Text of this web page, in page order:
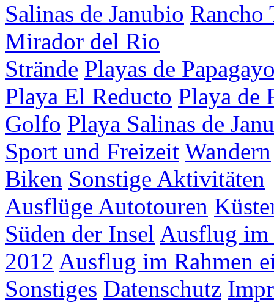
Salinas de Janubio Rancho
Mirador del Rio
Strände Playas de
Playa El Reducto Playa de
Golfo Playa Salinas de
Sport und Freizeit Wandern
Biken Sonstige Aktivitäten
Ausflüge Autotouren
Süden der Insel Ausflug im
2012 Ausflug im Rahmen
Sonstiges Datenschutz